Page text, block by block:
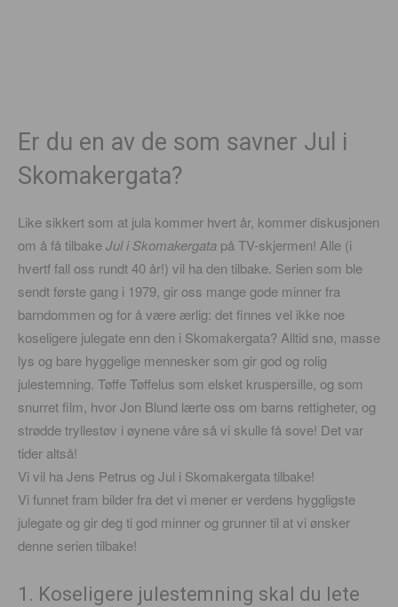
Er du en av de som savner Jul i
Skomakergata?
Like sikkert som at jula kommer hvert år, kommer diskusjonen
om å få tilbakeJul i Skomakergata på TV-skjermen! Alle (i
hvertf fall oss rundt 40 år!) vil ha den tilbake. Serien som ble
sendt første gang i 1979, gir oss mange gode minner fra
barndommen og for å være ærlig: det finnes vel ikke noe
koseligere julegate enn den i Skomakergata? Alltid snø, masse
lys og bare hyggelige mennesker som gir god og rolig
julestemning. Tøffe Tøffelus som elsket kruspersille, og som
snurret film, hvor Jon Blund lærte oss om barns rettigheter, og
strødde tryllestøv i øynene våre så vi skulle få sove! Det var
tider altså!
Vi vil ha Jens Petrus og Jul i Skomakergata tilbake!
Vi funnet fram bilder fra det vi mener er verdens hyggligste
julegate og gir deg ti god minner og grunner til at vi ønsker
denne serien tilbake!
1. Koseligere julestemning skal du lete